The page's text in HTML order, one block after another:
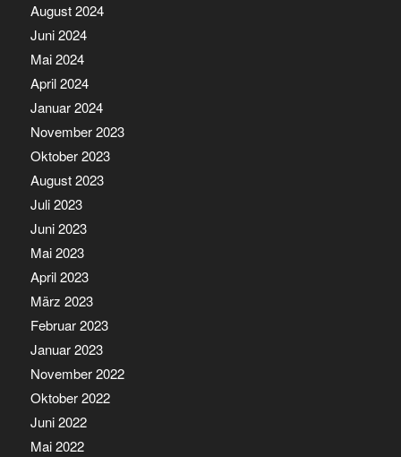
August 2024
Juni 2024
Mai 2024
April 2024
Januar 2024
November 2023
Oktober 2023
August 2023
Juli 2023
Juni 2023
Mai 2023
April 2023
März 2023
Februar 2023
Januar 2023
November 2022
Oktober 2022
Juni 2022
Mai 2022